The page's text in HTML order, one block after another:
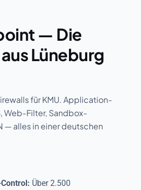
— Die
Lüneburg
für KMU. Application-
Web-Filter, Sandbox-
— alles in einer deutschen
Über 2.500